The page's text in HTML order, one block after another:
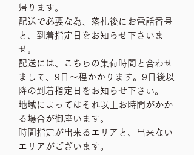
帰ります。
配送で必要な為、落札後にお電話番号
と、到着指定日をお知らせ下さいま
せ。
配送には、こちらの集荷時間と合わせ
まして、9日〜程かかります。9日後以
降の到着指定日をお知らせ下さい。
地域によってはそれ以上お時間がかか
る場合が御座います。
時間指定が出来るエリアと、出来ない
エリアがございます。